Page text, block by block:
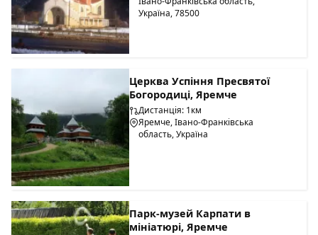
Україна, 78500
Церква Успіння Пресвятої
Богородиці, Яремче
Дистанція: 1км
Яремче, Івано-Франківська
область, Україна
Парк-музей Карпати в
мініатюрі, Яремче